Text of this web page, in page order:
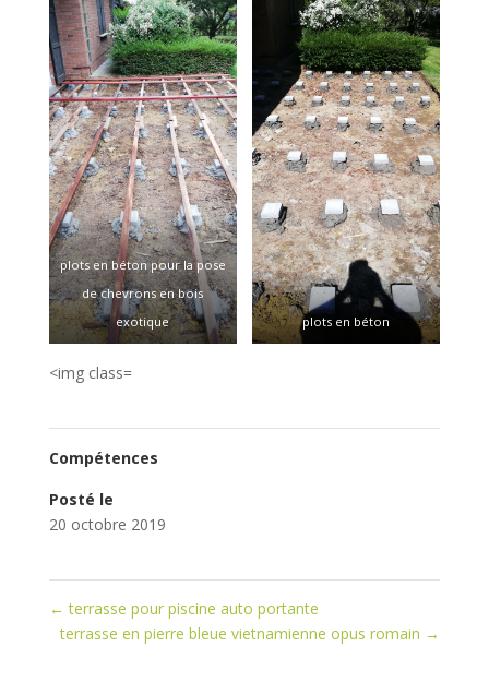
plots en béton pour la pose
de chevrons en bois
exotique
plots en béton
<img class=
Compétences
Posté le
20 octobre 2019
← terrasse pour piscine auto portante
terrasse en pierre bleue vietnamienne opus romain →